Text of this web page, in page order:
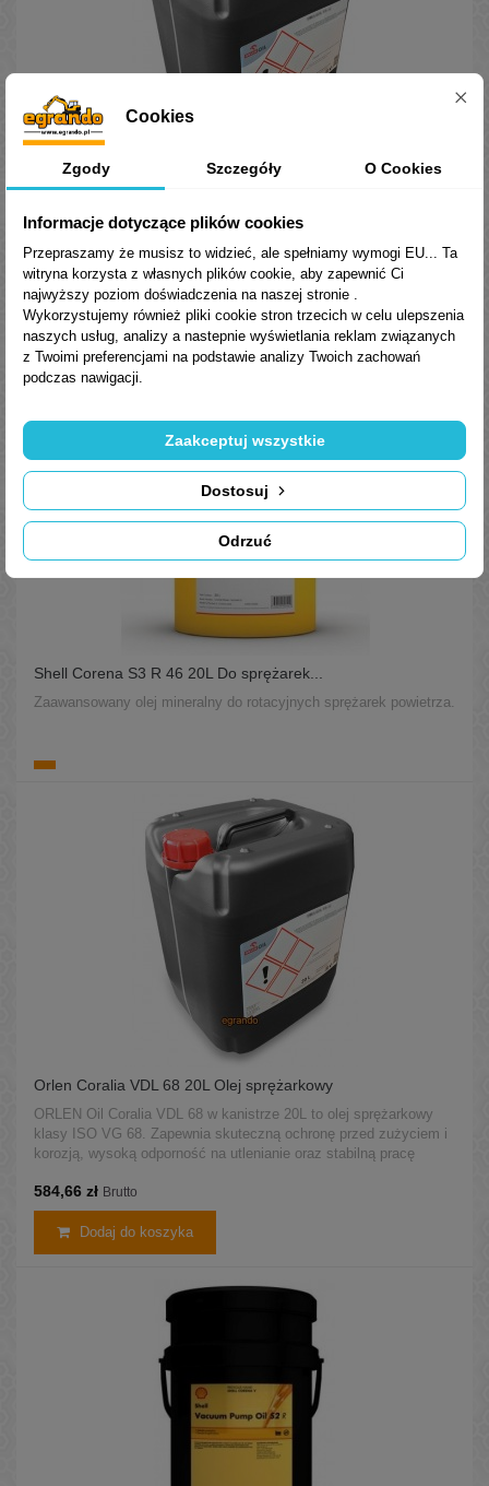
Orlen Coralia VDL 100 20L Olej sprężarkowy
ORLEN Oil Coralia VDL 100 w kanistrze 20L to olej sprężarkowy o
klasie lepkości ISO VG 100. Zapewnia ochronę przed zużyciem i
korozją, odporność na utlenianie i stabilną pracę w sprężarkach
tłokowych, śrubowych i łopatkowych.
550,86 złBrutto
Dodaj do koszyka
Shell Corena S3 R 46 20L Do sprężarek...
Zaawansowany olej mineralny do rotacyjnych sprężarek powietrza.
Orlen Coralia VDL 68 20L Olej sprężarkowy
ORLEN Oil Coralia VDL 68 w kanistrze 20L to olej sprężarkowy
klasy ISO VG 68. Zapewnia skuteczną ochronę przed zużyciem i
korozją, wysoką odporność na utlenianie oraz stabilną pracę
584,66 zł Brutto
Dodaj do koszyka
Cookies
Zgody Szczegóły O Cookies
Informacje dotyczące plików cookies
Przepraszamy że musisz to widzieć, ale spełniamy wymogi EU... Ta
witryna korzysta z własnych plików cookie, aby zapewnić Ci
najwyższy poziom doświadczenia na naszej stronie .
Wykorzystujemy również pliki cookie stron trzecich w celu ulepszenia
naszych usług, analizy a nastepnie wyświetlania reklam związanych
z Twoimi preferencjami na podstawie analizy Twoich zachowań
podczas nawigacji.
Odrzuć
Dostosuj
Zaakceptuj wszystkie